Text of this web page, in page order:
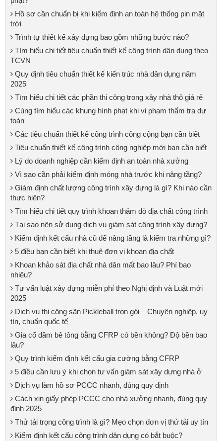
Hồ sơ cần chuẩn bị khi kiểm định an toàn hệ thống pin mặt
trời
Trình tự thiết kế xây dựng bao gồm những bước nào?
Tìm hiểu chi tiết tiêu chuẩn thiết kế công trình dân dụng theo
TCVN
Quy định tiêu chuẩn thiết kế kiến trúc nhà dân dụng năm
2025
Tìm hiểu chi tiết các phần thi công trong xây nhà thô giá rẻ
Cùng tìm hiểu các khung hình phạt khi vi phạm thẩm tra dự
toán
Các tiêu chuẩn thiết kế công trình công cộng bạn cần biết
Tiêu chuẩn thiết kế công trình công nghiệp mới bạn cần biết
Lý do doanh nghiệp cần kiểm định an toàn nhà xưởng
Vì sao cần phải kiểm định móng nhà trước khi nâng tầng?
Giám định chất lượng công trình xây dựng là gì? Khi nào cần
thực hiện?
Tìm hiểu chi tiết quy trình khoan thăm dò địa chất công trình
Tại sao nên sử dụng dịch vụ giám sát công trình xây dựng?
Kiểm định kết cấu nhà cũ để nâng tầng là kiểm tra những gì?
5 điều bạn cần biết khi thuê đơn vị khoan địa chất
Khoan khảo sát địa chất nhà dân mất bao lâu? Phí bao
nhiêu?
Tư vấn luật xây dựng miễn phí theo Nghị định và Luật mới
2025
Dịch vụ thi công sân Pickleball trọn gói – Chuyên nghiệp, uy
tín, chuẩn quốc tế
Gia cố dầm bê tông bằng CFRP có bền không? Độ bền bao
lâu?
Quy trình kiểm định kết cấu gia cường bằng CFRP
5 điều cần lưu ý khi chọn tư vấn giám sát xây dựng nhà ở
Dịch vụ làm hồ sơ PCCC nhanh, đúng quy định
Cách xin giấy phép PCCC cho nhà xưởng nhanh, đúng quy
định 2025
Thử tải trọng công trình là gì? Mẹo chọn đơn vị thử tải uy tín
Kiểm định kết cấu công trình dân dụng có bắt buộc?